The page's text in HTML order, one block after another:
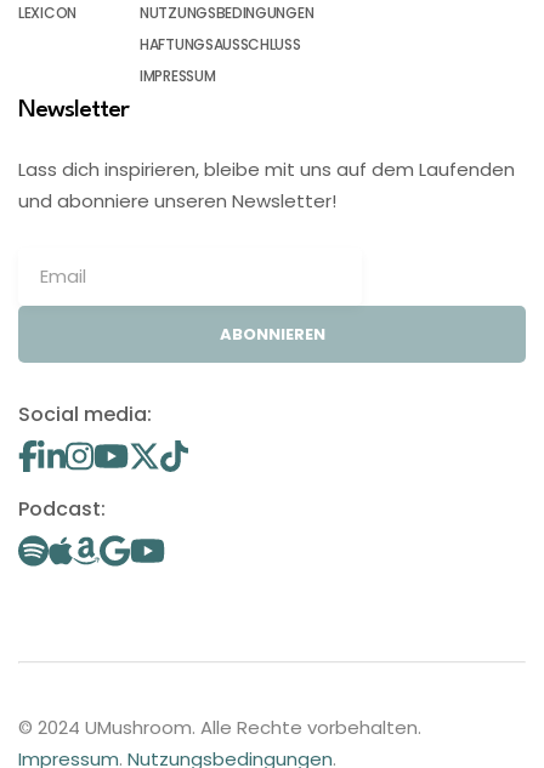
LEXICON
NUTZUNGSBEDINGUNGEN
HAFTUNGSAUSSCHLUSS
IMPRESSUM
Newsletter
Lass dich inspirieren, bleibe mit uns auf dem Laufenden
und abonniere unseren Newsletter!
ABONNIEREN
Social media:
Podcast:
© 2024 UMushroom. Alle Rechte vorbehalten.
Impressum. Nutzungsbedingungen.